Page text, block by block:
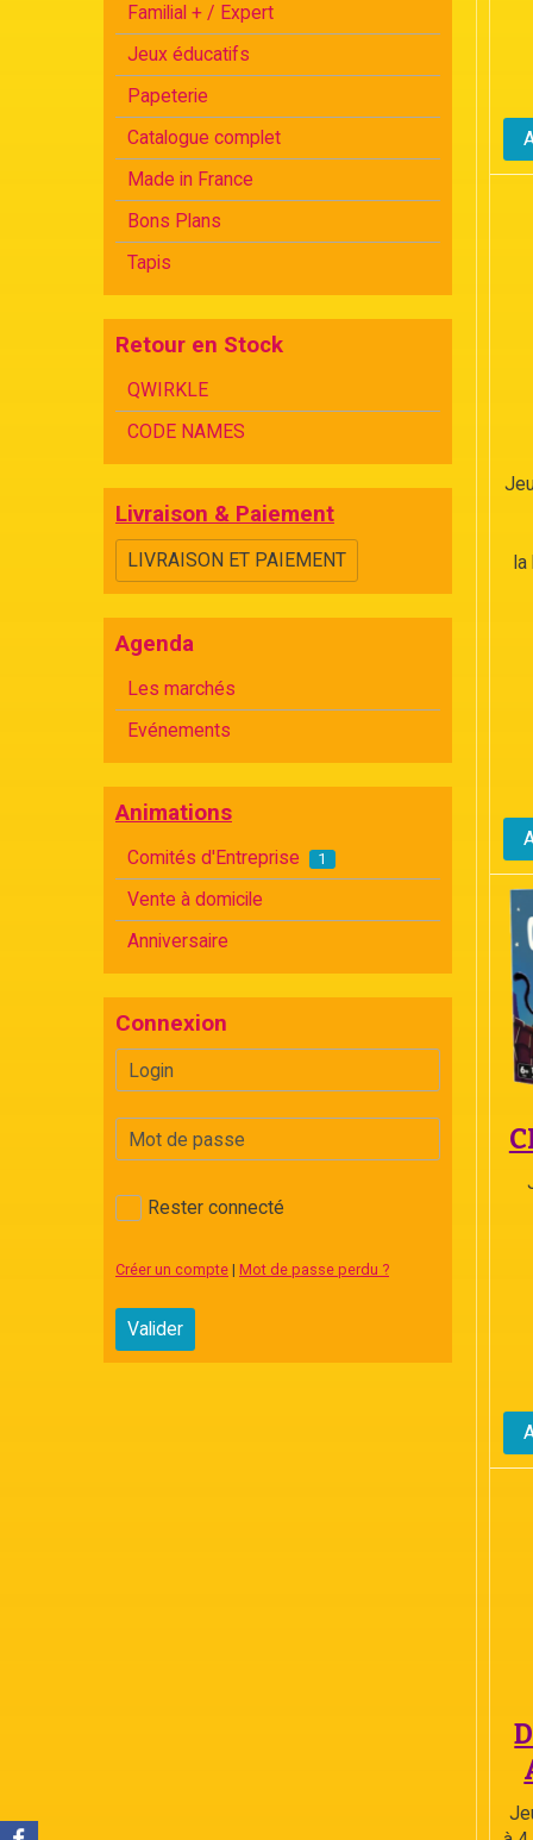
la
Familial + / Expert
Jeux éducatifs
Papeterie
Catalogue complet
Made in France
Bons Plans
Tapis
Retour en Stock
QWIRKLE
CODE NAMES
Livraison & Paiement
LIVRAISON ET PAIEMENT
Agenda
Les marchés
Evénements
Animations
Comités d'Entreprise 1
Vente à domicile
Anniversaire
Connexion
Rester connecté
Créer un compte | Mot de passe perdu ?
Valider